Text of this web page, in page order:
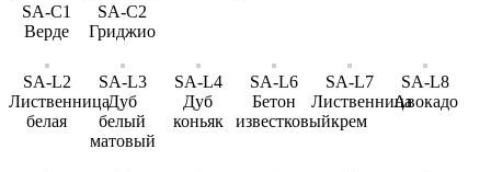
SA-C1
Верде
SA-C2
Гриджио
SA-L2
Лиственница
белая
SA-L3
Дуб
белый
матовый
SA-L4
Дуб
коньяк
SA-L6
Бетон
известковый
SA-L7
Лиственница
крем
SA-L8
Авокадо